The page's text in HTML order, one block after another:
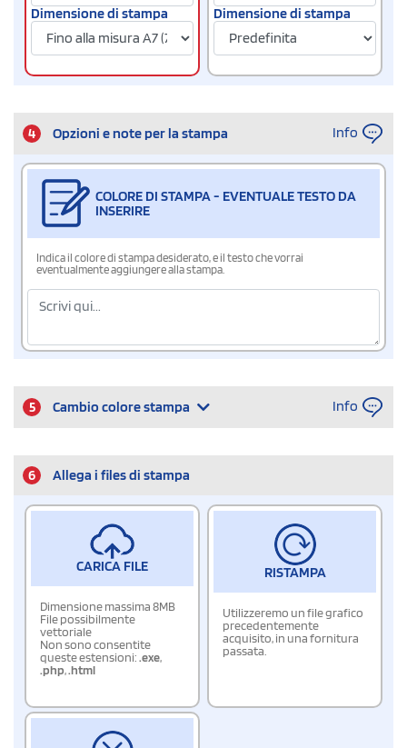
Dimensione di stampa Dimensione di stampa
4 Opzioni e note per la stampa Info
COLORE DI STAMPA - EVENTUALE TESTO DA
INSERIRE
Indica il colore di stampa desiderato, e il testo che vorrai
eventualmente aggiungere alla stampa.
5 Cambio colore stampa Info
6 Allega i files di stampa
CARICA FILE
Dimensione massima 8MB
File possibilmente
vettoriale
Non sono consentite
queste estensioni:.exe,
.php,.html
RISTAMPA
Utilizzeremo un file grafico
precedentemente
acquisito, in una fornitura
passata.